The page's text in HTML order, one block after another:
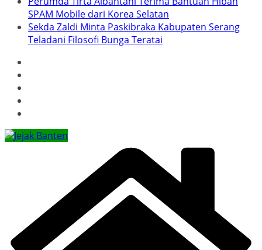
SPAM Mobile dari Korea Selatan
Sekda Zaldi Minta Paskibraka Kabupaten Serang
Teladani Filosofi Bunga Teratai